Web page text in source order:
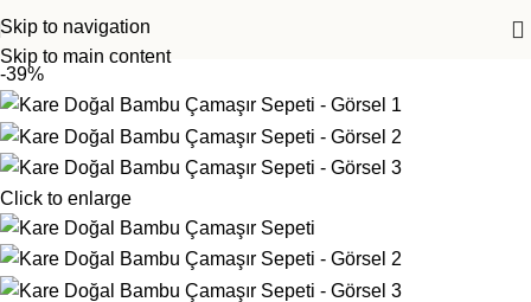
Skip to navigation
Skip to main content
-39%
Click to enlarge